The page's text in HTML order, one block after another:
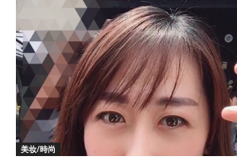
美妆/時尚